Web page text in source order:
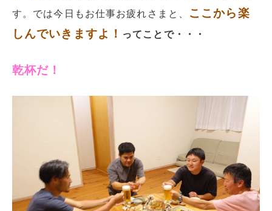
す。では今日もお仕事お疲れさまと、
ここから楽
しんでいきますよ！ ってことで・・・
乾杯だ！